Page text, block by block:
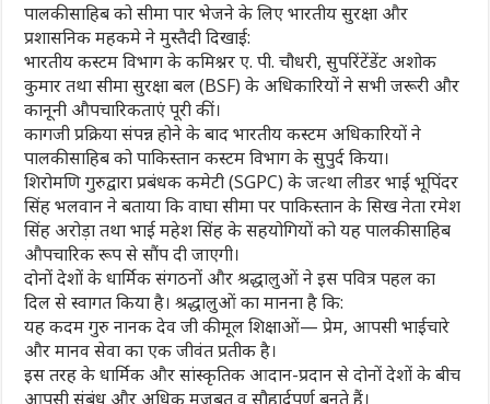
पालकी साहिब को सीमा पार भेजने के लिए भारतीय सुरक्षा और
प्रशासनिक महकमे ने मुस्तैदी दिखाई:
भारतीय कस्टम विभाग के कमिश्नर ए. पी. चौधरी, सुपरिंटेंडेंट अशोक
कुमार तथा सीमा सुरक्षा बल (BSF) के अधिकारियों ने सभी जरूरी और
कानूनी औपचारिकताएं पूरी कीं।
कागजी प्रक्रिया संपन्न होने के बाद भारतीय कस्टम अधिकारियों ने
पालकी साहिब को पाकिस्तान कस्टम विभाग के सुपुर्द किया।
शिरोमणि गुरुद्वारा प्रबंधक कमेटी (SGPC) के जत्था लीडर भाई भूपिंदर
सिंह भलवान ने बताया कि वाघा सीमा पर पाकिस्तान के सिख नेता रमेश
सिंह अरोड़ा तथा भाई महेश सिंह के सहयोगियों को यह पालकी साहिब
औपचारिक रूप से सौंप दी जाएगी।
दोनों देशों के धार्मिक संगठनों और श्रद्धालुओं ने इस पवित्र पहल का
दिल से स्वागत किया है। श्रद्धालुओं का मानना है कि:
यह कदम गुरु नानक देव जी की मूल शिक्षाओं— प्रेम, आपसी भाईचारे
और मानव सेवा का एक जीवंत प्रतीक है।
इस तरह के धार्मिक और सांस्कृतिक आदान-प्रदान से दोनों देशों के बीच
आपसी संबंध और अधिक मजबूत व सौहार्दपूर्ण बनते हैं।